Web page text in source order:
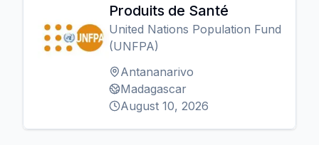
Produits de Santé
United Nations Population Fund
(UNFPA)
Antananarivo
Madagascar
August 10, 2026